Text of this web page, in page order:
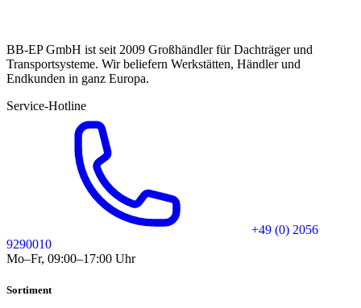
BB-EP GmbH ist seit 2009 Großhändler für Dachträger und
Transportsysteme. Wir beliefern Werkstätten, Händler und
Endkunden in ganz Europa.
Service-Hotline
+49 (0) 2056
9290010
Mo–Fr, 09:00–17:00 Uhr
Sortiment